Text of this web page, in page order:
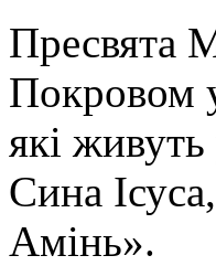
Пресвята
Покровом
які
Сина
Амінь».